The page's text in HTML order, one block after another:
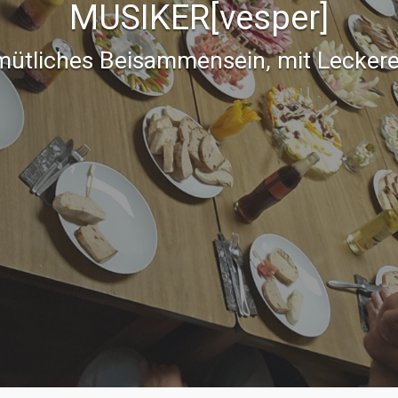
MUSIKER[vesper]
Beisammensein, mit